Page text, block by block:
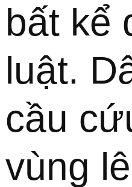
bất kể
luật.
cầu
vùng